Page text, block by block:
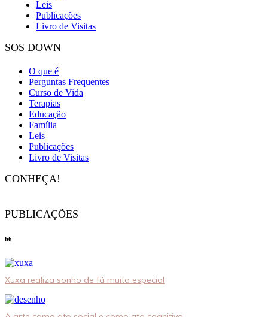
Leis
Publicações
Livro de Visitas
SOS DOWN
O que é
Perguntas Frequentes
Curso de Vida
Terapias
Educação
Família
Leis
Publicações
Livro de Visitas
CONHEÇA!
PUBLICAÇÕES
h6
Xuxa realiza sonho de fã muito especial